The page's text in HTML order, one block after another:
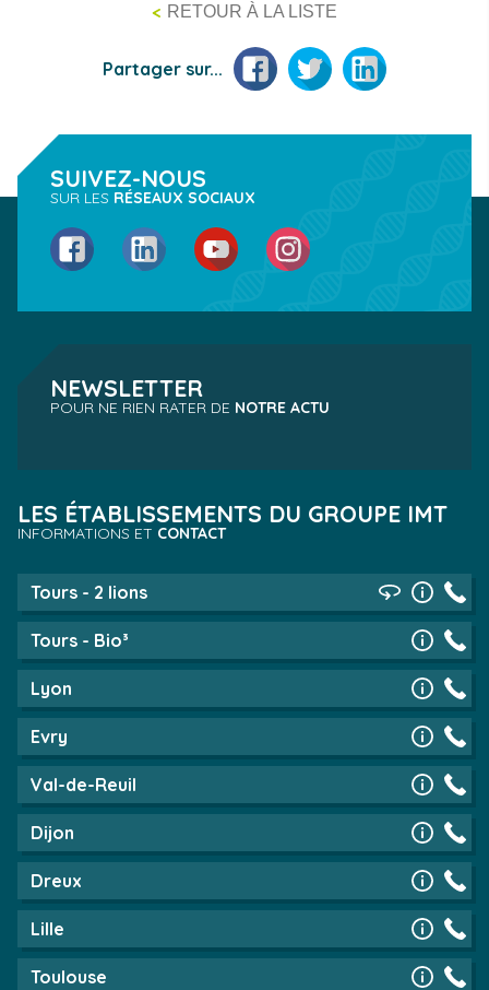
< RETOUR À LA LISTE
Partager sur... FacebookTwitter LinkedIn
SUIVEZ-NOUS
SUR LES RÉSEAUX SOCIAUX
FacebookLinkedIn YouTube Instagram
NEWSLETTER
POUR NE RIEN RATER DE NOTRE ACTU
LES ÉTABLISSEMENTS DU GROUPE IMT
INFORMATIONS ET CONTACT
Tours - 2 lions
Tours - Bio³
Lyon
Evry
Val-de-Reuil
Dijon
Dreux
Lille
Toulouse